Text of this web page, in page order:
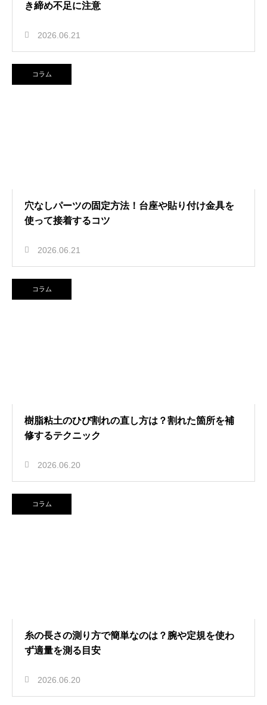
き締め不足に注意
2026.06.21
コラム
穴なしパーツの固定方法！台座や貼り付け金具を
使って接着するコツ
2026.06.21
コラム
樹脂粘土のひび割れの直し方は？割れた箇所を補
修するテクニック
2026.06.20
コラム
糸の長さの測り方で簡単なのは？腕や定規を使わ
ず適量を測る目安
2026.06.20